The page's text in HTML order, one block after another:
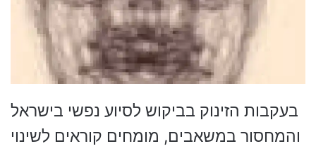
בעקבות הזינוק בביקוש לסיוע נפשי בישראל
והמחסור במשאבים, מומחים קוראים לשינוי